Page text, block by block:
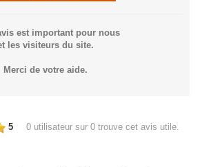
est important pour nous
les visiteurs du site.
Merci de votre aide.
0 utilisateur sur 0 trouve cet avis utile.
5